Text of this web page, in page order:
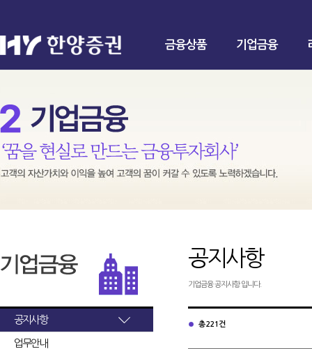
금융상품 기업금융
공지사항
업무안내
공지사항
기업금융 공지사항 입니다.
총 221건